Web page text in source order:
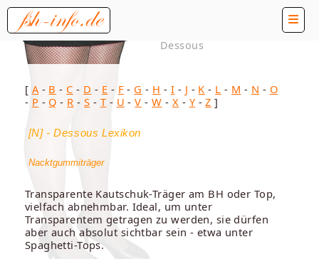
Dessous
[ A - B - C - D - E - F - G - H - I - J - K - L - M - N - O
- P - Q - R - S - T - U -V -W - X - Y -Z ]
[N] - Dessous Lexikon
Nacktgummiträger
Transparente Kautschuk-Träger am BH oder Top,
vielfach abnehmbar. Ideal, um unter
Transparentem getragen zu werden, sie dürfen
aber auch absolut sichtbar sein - etwa unter
Spaghetti-Tops.